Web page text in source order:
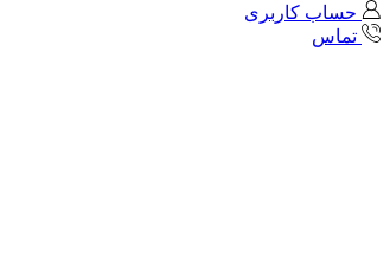
حساب کاربری
تماس